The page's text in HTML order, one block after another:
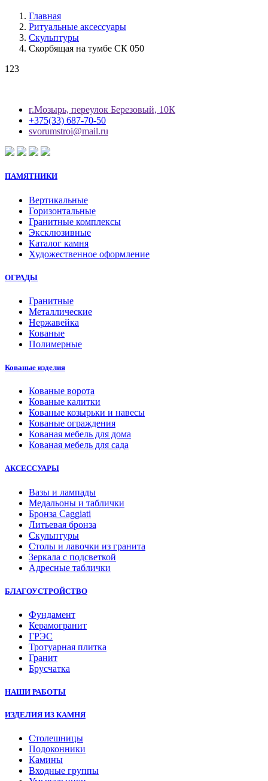
Главная
Ритуальные аксессуары
Скульптуры
Скорбящая на тумбе СК 050
123
г.Мозырь, переулок Березовый, 10К
+375(33) 687-70-50
svorumstroi@mail.ru
ПАМЯТНИКИ
Вертикальные
Горизонтальные
Гранитные комплексы
Эксклюзивные
Каталог камня
Художественное оформление
ОГРАДЫ
Гранитные
Металлические
Нержавейка
Кованые
Полимерные
Кованые изделия
Кованые ворота
Кованые калитки
Кованые козырьки и навесы
Кованые ограждения
Кованая мебель для дома
Кованая мебель для сада
АКСЕССУАРЫ
Вазы и лампады
Медальоны и таблички
Бронза Caggiati
Литьевая бронза
Скульптуры
Столы и лавочки из гранита
Зеркала с подсветкой
Адресные таблички
БЛАГОУСТРОЙСТВО
Фундамент
Керамогранит
ГРЭС
Тротуарная плитка
Гранит
Брусчатка
НАШИ РАБОТЫ
ИЗДЕЛИЯ ИЗ КАМНЯ
Столешницы
Подоконники
Камины
Входные группы